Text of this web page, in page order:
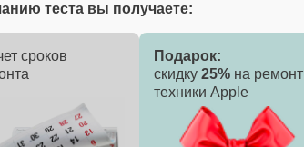
теста вы получаете:
сроков
Подарок:
скидку 25% на ремонт
техники Apple